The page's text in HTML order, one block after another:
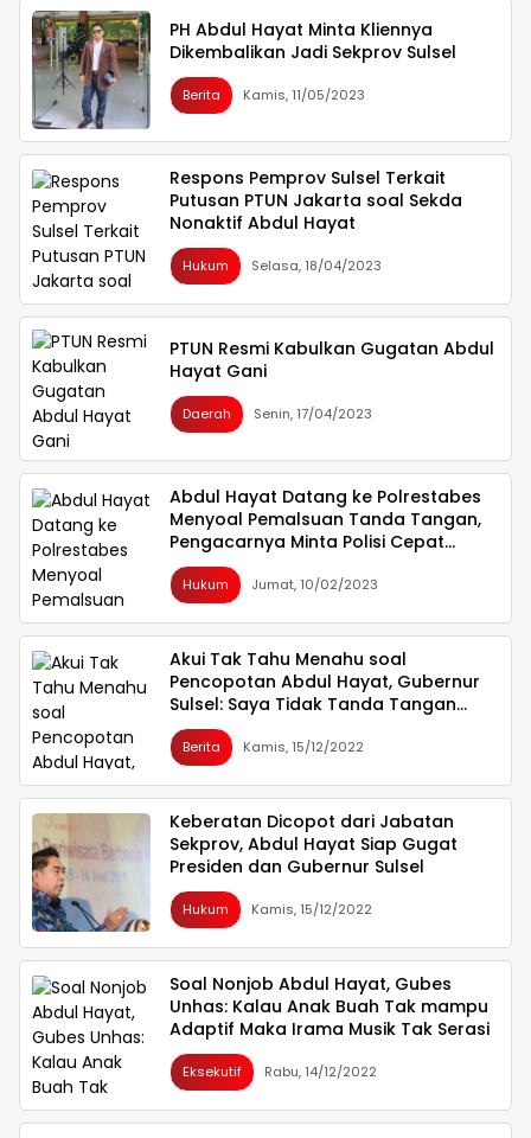
PH Abdul Hayat Minta Kliennya
Dikembalikan Jadi Sekprov Sulsel
Berita Kamis, 11/05/2023
Respons Pemprov Sulsel Terkait
Putusan PTUN Jakarta soal Sekda
Nonaktif Abdul Hayat
Hukum Selasa, 18/04/2023
PTUN Resmi Kabulkan Gugatan Abdul
Hayat Gani
Daerah Senin, 17/04/2023
Abdul Hayat Datang ke Polrestabes
Menyoal Pemalsuan Tanda Tangan,
Pengacarnya Minta Polisi Cepat
Bertindak!
Hukum Jumat, 10/02/2023
Akui Tak Tahu Menahu soal
Pencopotan Abdul Hayat, Gubernur
Sulsel: Saya Tidak Tanda Tangan
Apa-apa
Berita Kamis, 15/12/2022
Keberatan Dicopot dari Jabatan
Sekprov, Abdul Hayat Siap Gugat
Presiden dan Gubernur Sulsel
Hukum Kamis, 15/12/2022
Soal Nonjob Abdul Hayat, Gubes
Unhas: Kalau Anak Buah Tak mampu
Adaptif Maka Irama Musik Tak Serasi
Eksekutif Rabu, 14/12/2022